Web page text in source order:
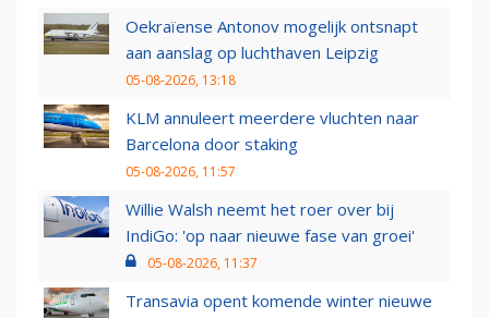
Oekraïense Antonov mogelijk ontsnapt
aan aanslag op luchthaven Leipzig
05-08-2026, 13:18
KLM annuleert meerdere vluchten naar
Barcelona door staking
05-08-2026, 11:57
Willie Walsh neemt het roer over bij
IndiGo: 'op naar nieuwe fase van groei'
05-08-2026, 11:37
Transavia opent komende winter nieuwe